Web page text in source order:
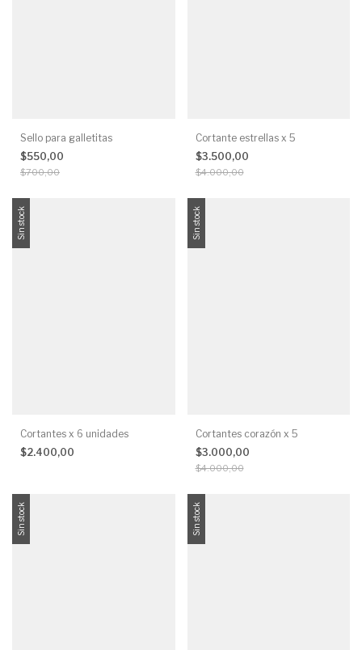
Sello para galletitas
$550,00
$700,00
Cortante estrellas x 5
$3.500,00
$4.000,00
Sin stock
Cortantes x 6 unidades
$2.400,00
Sin stock
Cortantes corazón x 5
$3.000,00
$4.000,00
Sin stock Sin stock